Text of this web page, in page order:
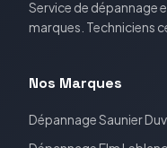
Service de dépannage
marques. Techniciens
Nos Marques
DépannageSaunier